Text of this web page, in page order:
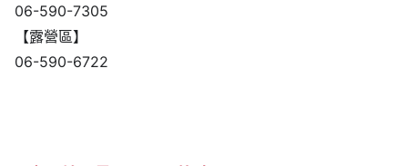
06-590-7305
【露營區】
06-590-6722